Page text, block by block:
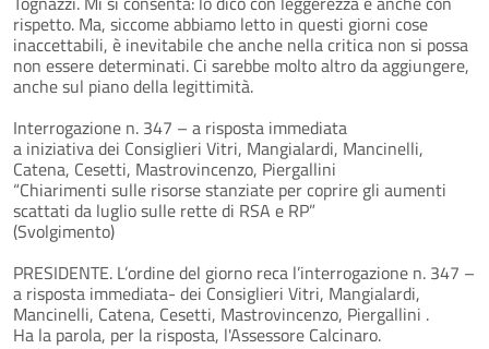
rispetto. Ma, siccome abbiamo letto in questi giorni cose
inaccettabili, è inevitabile che anche nella critica non si possa
non essere determinati. Ci sarebbe molto altro da aggiungere,
anche sul piano della legittimità.
Interrogazione n. 347 – a risposta immediata
a iniziativa dei Consiglieri Vitri, Mangialardi, Mancinelli,
Catena, Cesetti, Mastrovincenzo, Piergallini
“Chiarimenti sulle risorse stanziate per coprire gli aumenti
scattati da luglio sulle rette di RSA e RP”
(Svolgimento)
PRESIDENTE. L’ordine del giorno reca l’interrogazione n. 347 –
a risposta immediata- dei Consiglieri Vitri, Mangialardi,
Mancinelli, Catena, Cesetti, Mastrovincenzo, Piergallini .
Ha la parola, per la risposta, l'Assessore Calcinaro.